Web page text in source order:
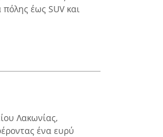
έως SUV και
Λακωνίας,
ένα ευρύ